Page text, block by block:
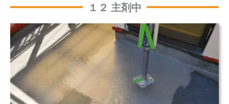
１２ 主剤中